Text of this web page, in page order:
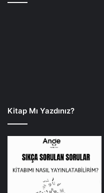
Kitap Mı Yazdınız?